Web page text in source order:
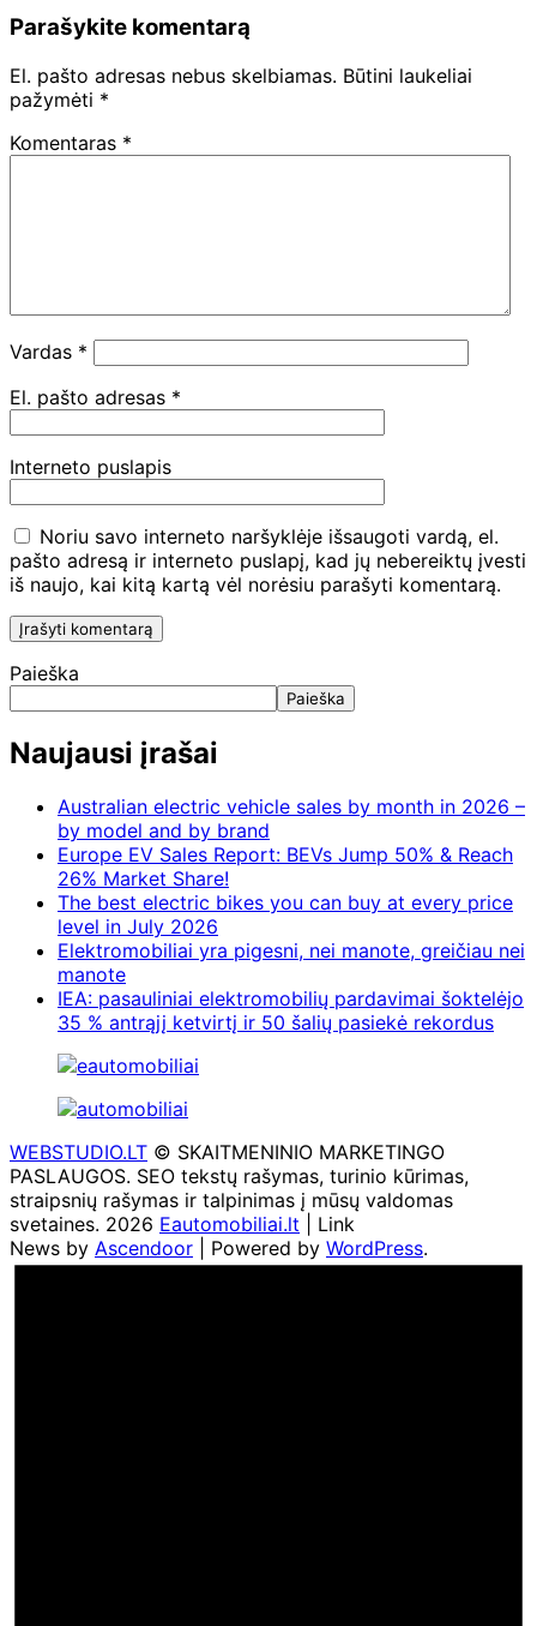
Parašykite komentarą
El. pašto adresas nebus skelbiamas. Būtini laukeliai
pažymėti *
Komentaras *
Vardas *
El. pašto adresas *
Interneto puslapis
Noriu savo interneto naršyklėje išsaugoti vardą, el.
pašto adresą ir interneto puslapį, kad jų nebereiktų įvesti
iš naujo, kai kitą kartą vėl norėsiu parašyti komentarą.
Paieška
Paieška
Naujausi įrašai
Australian electric vehicle sales by month in 2026 –
by model and by brand
Europe EV Sales Report: BEVs Jump 50% & Reach
26% Market Share!
The best electric bikes you can buy at every price
level in July 2026
Elektromobiliai yra pigesni, nei manote, greičiau nei
manote
IEA: pasauliniai elektromobilių pardavimai šoktelėjo
35 % antrąjį ketvirtį ir 50 šalių pasiekė rekordus
WEBSTUDIO.LT © SKAITMENINIO MARKETINGO
PASLAUGOS. SEO tekstų rašymas, turinio kūrimas,
straipsnių rašymas ir talpinimas į mūsų valdomas
svetaines. 2026 Eautomobiliai.lt | Link
News by Ascendoor | Powered by WordPress.